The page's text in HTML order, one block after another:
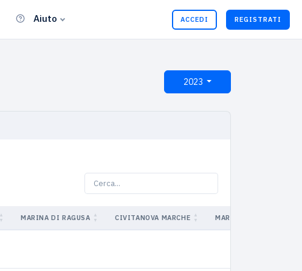
Aiuto ACCEDI REGISTRATI
2023
MARINA DI RAGUSA CIVITANOVA MARCHE MARINA DI CAMPO